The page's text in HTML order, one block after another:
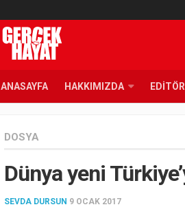
ANASAYFA HAKKIMIZDA
DOSYA
Dünya yeni
SEVDA DURSUN 9 OCAK 2017